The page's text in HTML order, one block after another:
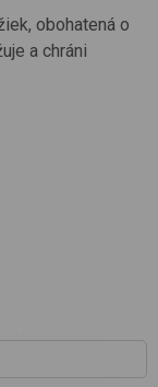
obohatená o
a chráni
pokožky